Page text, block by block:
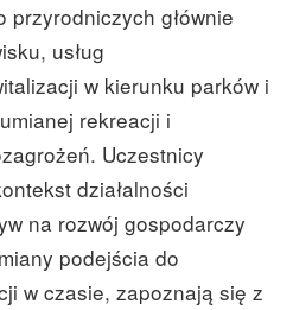
głównie
usług
w kierunku parków i
rekreacji i
Uczestnicy
działalności
na rozwój gospodarczy
podejścia do
w czasie, zapoznają się z